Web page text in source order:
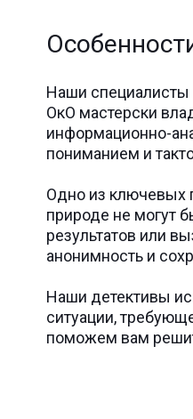
Наши специалисты
ОкО мастерски
информационно-
пониманием и
Одно из ключевых
природе не могут
результатов или
анонимность и
Наши детективы
ситуации,
поможем вам